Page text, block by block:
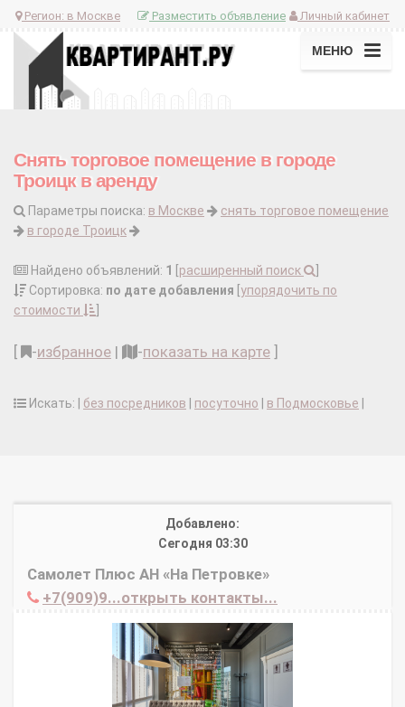
Регион: в Москве Личный кабинет
Разместить объявление
МЕНЮ
Снять торговое помещение в городе
Троицк в аренду
Параметры поиска: в Москве
снять торговое помещение
в городе Троицк
Найдено объявлений: 1 расширенный поиск
Сортировка: по дате добавления упорядочить по
стоимости
-избранное | -показать на карте
Искать: | без посредников посуточно в Подмосковье
Добавлено:
Сегодня 03:30
Самолет Плюс АН «На Петровке»
+7(909)9...открыть контакты...